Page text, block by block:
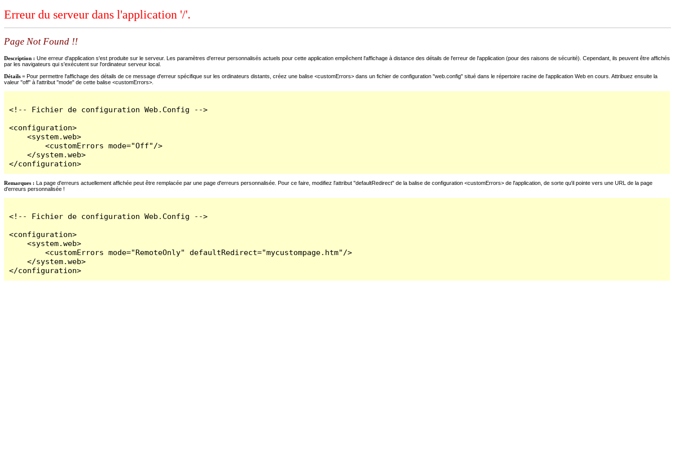
Erreur du serveur dans l'application '/'.
Page Not Found !!
Description : Une erreur d'application s'est produite sur le serveur. Les paramètres d'erreur personnalisés actuels pour cette application empêchent l'affichage à distance des détails de l'erreur de l'application (pour des raisons de sécurité). Cependant, ils peuvent être affichés
par les navigateurs qui s'exécutent sur l'ordinateur serveur local.
Détails = Pour permettre l'affichage des détails de ce message d'erreur spécifique sur les ordinateurs distants, créez une balise <customErrors> dans un fichier de configuration "web.config" situé dans le répertoire racine de l'application Web en cours. Attribuez ensuite la
valeur "off" à l'attribut "mode" de cette balise <customErrors>.
<!-- Fichier de configuration Web.Config -->
<configuration>
    <system.web>
        <customErrors mode="Off"/>
    </system.web>
</configuration>
Remarques : La page d'erreurs actuellement affichée peut être remplacée par une page d'erreurs personnalisée. Pour ce faire, modifiez l'attribut "defaultRedirect" de la balise de configuration <customErrors> de l'application, de sorte qu'il pointe vers une URL de la page
d'erreurs personnalisée !
<!-- Fichier de configuration Web.Config -->
<configuration>
    <system.web>
        <customErrors mode="RemoteOnly" defaultRedirect="mycustompage.htm"/>
    </system.web>
</configuration>